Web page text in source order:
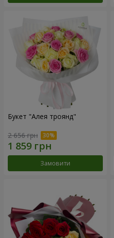
Букет "Алея троянд"
2 656 грн
Замовити